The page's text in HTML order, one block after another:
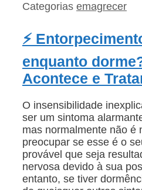
Categorias emagrecer
⚡
enquanto
Acontece e
O insensibilidade
ser um sintoma
mas normalmente não é
preocupar se esse é o
provável que seja
nervosa devido à sua
entanto, se tiver